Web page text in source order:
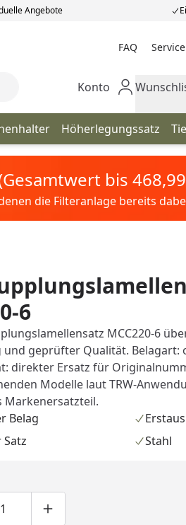
Angebote
FAQ Service
Mein Konto
Konto
Höherlegungssatz
bis
die Filteranlage bereits
6
MCC220-6
geprüfter Qualität. Belagart:
direkter Ersatz für
Modelle laut TRW-
Markenersatzteil.
Belag
Stahl
um eins verringern
Produktmenge manuell eingeben
Produktmenge um eins